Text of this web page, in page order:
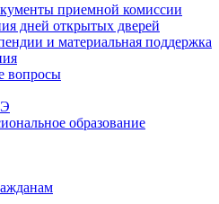
приемной комиссии
дней открытых дверей
и материальная поддержка
вопросы
образование